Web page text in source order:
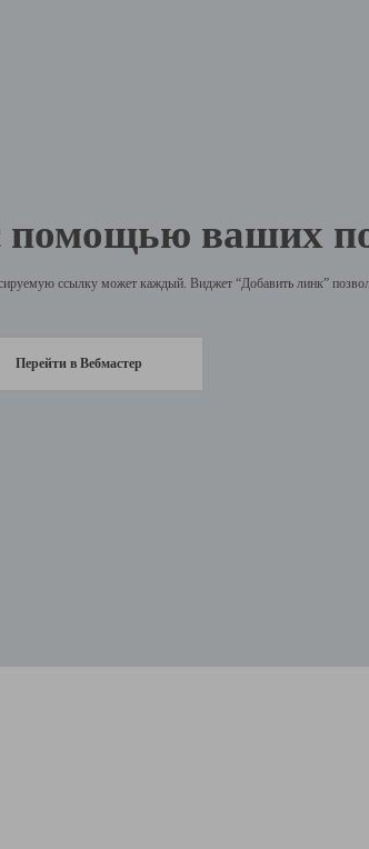
помощью ваших
ссылку может каждый. Виджет “Добавить линк”
Перейти в Вебмастер